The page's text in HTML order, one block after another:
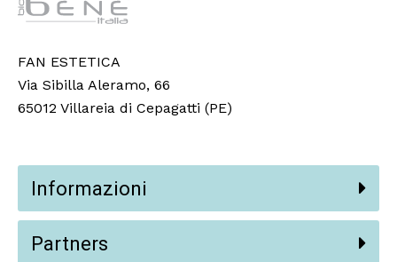
FAN ESTETICA
Via Sibilla Aleramo, 66
65012 Villareia di Cepagatti (PE)
Informazioni
Partners